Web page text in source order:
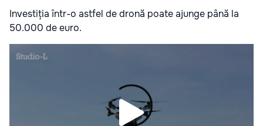
Investiția într-o astfel de dronă poate ajunge până la
50.000 de euro.